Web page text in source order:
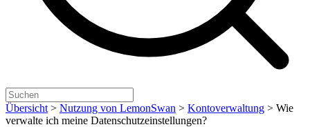
Übersicht > Nutzung von LemonSwan > Kontoverwaltung > Wie
verwalte ich meine Datenschutzeinstellungen?